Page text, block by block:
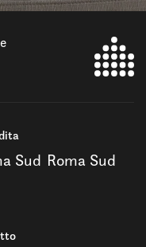
Sud Roma Sud